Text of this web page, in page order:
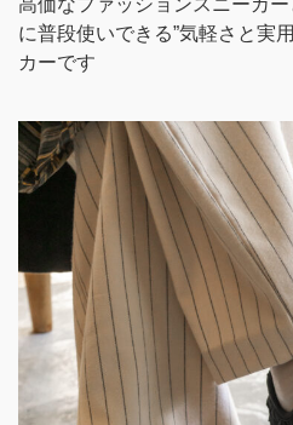
に普段使いできる”気軽さと実
カーです